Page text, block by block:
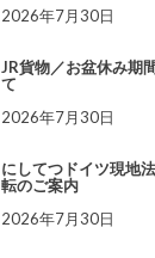
2026年7月30日
JR貨物／お盆休み期
て
2026年7月30日
にしてつドイツ現地
転のご案内
2026年7月30日